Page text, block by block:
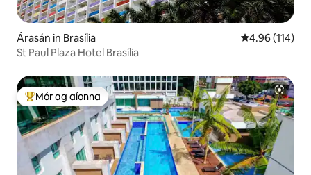
Árasán in Brasília Meánrátáil
4.96 (114)
St Paul Plaza Hotel Brasília
An-mhór ag aíonna
Mór ag aíonna